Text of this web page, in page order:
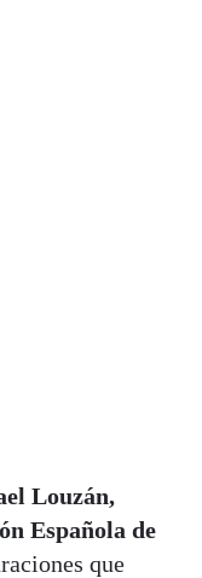
Louzán,
Española de
que